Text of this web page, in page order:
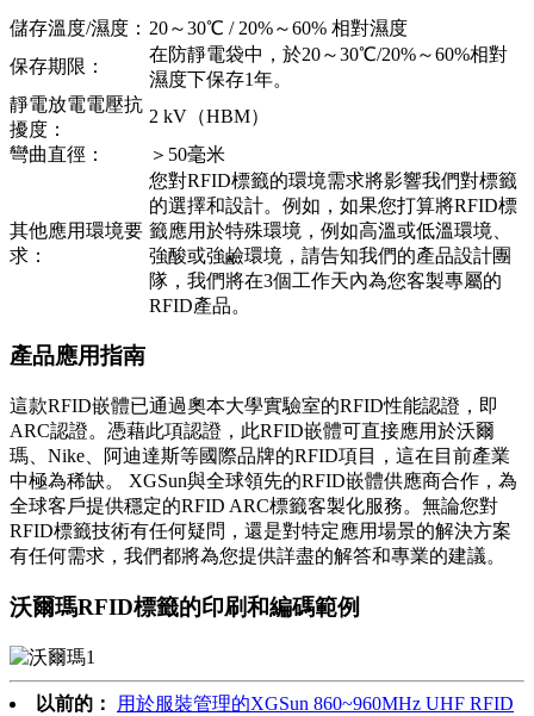
儲存溫度/濕度： 20～30℃ / 20%～60% 相對濕度
保存期限：
在防靜電袋中，於20～30℃/20%～60%相對
濕度下保存1年。
靜電放電電壓抗
擾度：
2 kV（HBM）
彎曲直徑：
＞50毫米
其他應用環境要
求：
您對RFID標籤的環境需求將影響我們對標籤
的選擇和設計。例如，如果您打算將RFID標
籤應用於特殊環境，例如高溫或低溫環境、
強酸或強鹼環境，請告知我們的產品設計團
隊，我們將在3個工作天內為您客製專屬的
RFID產品。
產品應用指南
這款RFID嵌體已通過奧本大學實驗室的RFID性能認證，即
ARC認證。憑藉此項認證，此RFID嵌體可直接應用於沃爾
瑪、Nike、阿迪達斯等國際品牌的RFID項目，這在目前產業
中極為稀缺。 XGSun與全球領先的RFID嵌體供應商合作，為
全球客戶提供穩定的RFID ARC標籤客製化服務。無論您對
RFID標籤技術有任何疑問，還是對特定應用場景的解決方案
有任何需求，我們都將為您提供詳盡的解答和專業的建議。
沃爾瑪RFID標籤的印刷和編碼範例
以前的：
用於服裝管理的XGSun 860~960MHz UHF RFID